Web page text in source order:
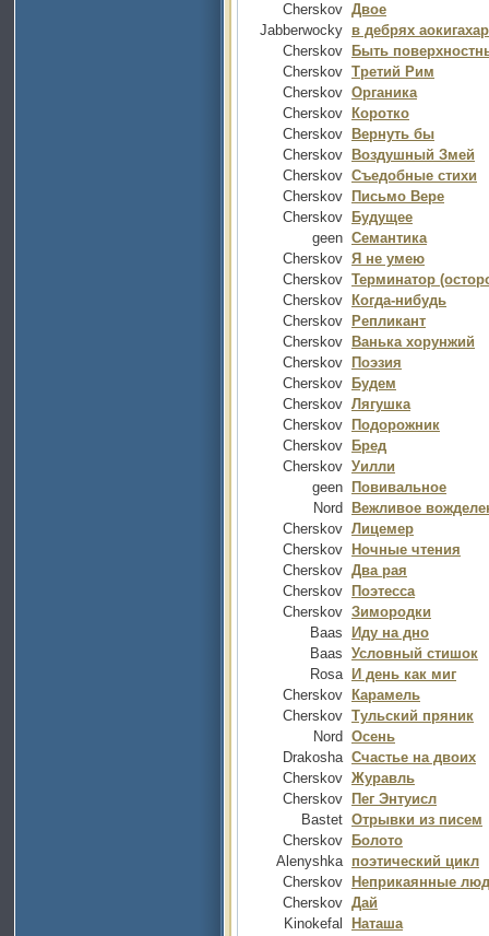
Cherskov Двое
Jabberwocky в дебрях
Cherskov
Быть
Cherskov Третий Рим
Cherskov Органика
Cherskov
Коротко
Cherskov
Вернуть бы
Cherskov
Воздушный Змей
Cherskov Съедобные стихи
Cherskov
Письмо Вере
Cherskov
Будущее
geen Семантика
Cherskov Я не умею
Cherskov Терминатор
Cherskov
Когда-нибудь
Cherskov
Репликант
Cherskov
Ванька хорунжий
Cherskov
Поэзия
Cherskov
Будем
Cherskov Лягушка
Cherskov
Подорожник
Cherskov
Бред
Cherskov Уилли
geen
Повивальное
Nord
Вежливое
Cherskov Лицемер
Cherskov
Ночные чтения
Cherskov Два рая
Cherskov
Поэтесса
Cherskov Зимородки
Baas
Иду на дно
Baas Условный стишок
Rosa И день как миг
Cherskov
Карамель
Cherskov Тульский пряник
Nord Осень
Drakosha Счастье на двоих
Cherskov Журавль
Cherskov
Пег Энтуисл
Bastet Отрывки из писем
Cherskov
Болото
Alenyshka поэтический цикл
Cherskov
Неприкаянные
Cherskov Дай
Kinokefal
Наташа